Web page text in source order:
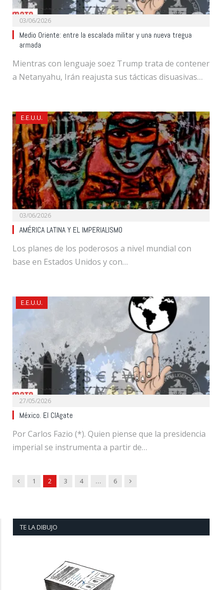
03/06/2026
Medio Oriente: entre la escalada militar y una nueva tregua
armada
Mientras con lenguaje soez Trump trata de contener
a Netanyahu, Irán reajusta sus tácticas disuasivas…
E.E.U.U.
03/06/2026
AMÉRICA LATINA Y EL IMPERIALISMO
Los planes de los poderosos a nivel mundial con
base en Estados Unidos y con…
E.E.U.U.
27/05/2026
México. El CIAgate
Por Carlos Fazio (*). Quien piense que la presidencia
imperial se instrumenta a partir de…
Previous
1 2 3 4 … 6 Next
TE LA DIBUJO